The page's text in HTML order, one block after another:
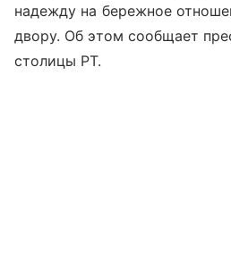
надежду на бережное
двору. Об этом сообщает
столицы РТ.